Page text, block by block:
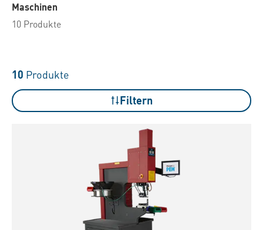
Maschinen
10 Produkte
10 Produkte
Filtern